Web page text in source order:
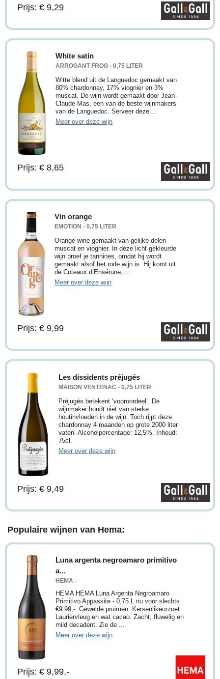
Prijs: € 9,29
White satin
ARROGANT FROG - 0,75 LITER
Witte blend uit de Languedoc gemaakt van
80% chardonnay, 17% viognier en 3%
muscat. De wijn wordt gemaakt door Jean-
Claude Mas, een van de beste wijnmakers
van de Languedoc. Serveer deze ...
Meer over deze wijn
Prijs: € 8,65
Vin orange
EMOTION - 0,75 LITER
Orange wine gemaakt van gelijke delen
muscat en viognier. In deze licht gekleurde
wijn proef je tannines, omdat hij wordt
gemaakt alsof het rode wijn is. Hij komt uit
de Coteaux d’Ensérune, ...
Meer over deze wijn
Prijs: € 9,99
Les dissidents préjugés
MAISON VENTENAC - 0,75 LITER
Préjugés betekent ‘vooroordeel’. De
wijnmaker houdt niet van sterke
houtinvloeden in de wijn. Toch rijpt deze
chardonnay 4 maanden op grote 2000 liter
vaten. Alcoholpercentage: 12,5%. Inhoud:
75cl.
Meer over deze wijn
Prijs: € 9,49
Populaire wijnen van Hema:
Luna argenta negroamaro primitivo
a...
HEMA -
HEMA HEMA Luna Argenta Negroamaro
Primitivo Appassite - 0,75 L nu voor slechts
€9.99,-. Gewelde pruimen. Kersenlikeurzoet.
Lauriervleug en wat cacao. Zacht, fluwelig en
mild decadent. Zie de ...
Meer over deze wijn
Prijs: € 9,99,-